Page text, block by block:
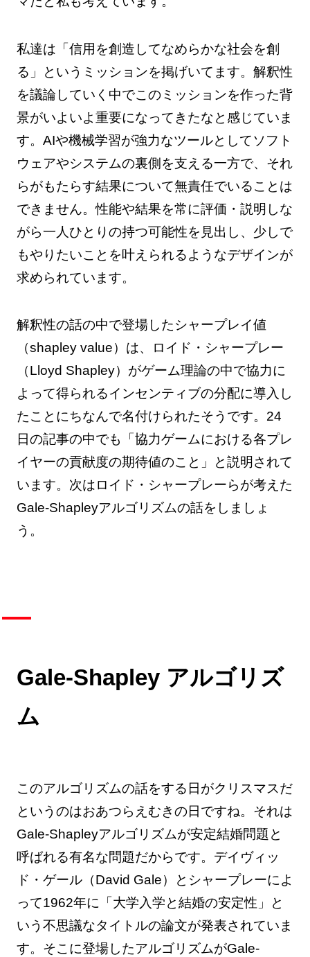
私達は「信用を創造してなめらかな社会を創
る」というミッションを掲げいてます。解釈性
を議論していく中でこのミッションを作った背
景がいよいよ重要になってきたなと感じていま
す。AIや機械学習が強力なツールとしてソフト
ウェアやシステムの裏側を支える一方で、それ
らがもたらす結果について無責任でいることは
できません。性能や結果を常に評価・説明しな
がら一人ひとりの持つ可能性を見出し、少しで
もやりたいことを叶えられるようなデザインが
求められています。
解釈性の話の中で登場したシャープレイ値
（shapley value）は、ロイド・シャープレー
（Lloyd Shapley）がゲーム理論の中で協力に
よって得られるインセンティブの分配に導入し
たことにちなんで名付けられたそうです。24
日の記事の中でも「協力ゲームにおける各プレ
イヤーの貢献度の期待値のこと」と説明されて
います。次はロイド・シャープレーらが考えた
Gale-Shapleyアルゴリズムの話をしましょ
う。
Gale-Shapley アルゴリズ
ム
このアルゴリズムの話をする日がクリスマスだ
というのはおあつらえむきの日ですね。それは
Gale-Shapleyアルゴリズムが安定結婚問題と
呼ばれる有名な問題だからです。デイヴィッ
ド・ゲール（David Gale）とシャープレーによ
って1962年に「大学入学と結婚の安定性」と
いう不思議なタイトルの論文が発表されていま
す。そこに登場したアルゴリズムがGale-